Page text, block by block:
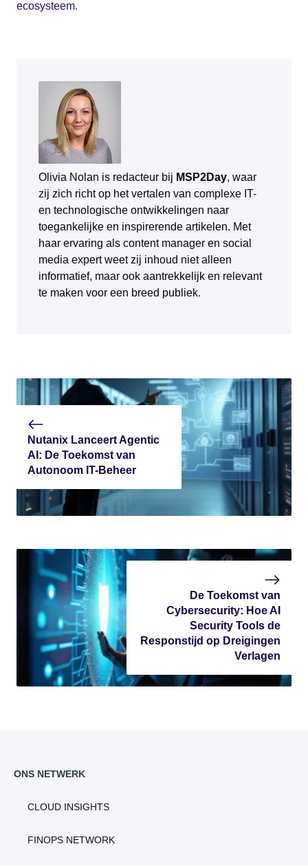
ecosysteem.
Olivia Nolan is redacteur bij MSP2Day, waar
zij zich richt op het vertalen van complexe IT-
en technologische ontwikkelingen naar
toegankelijke en inspirerende artikelen. Met
haar ervaring als content manager en social
media expert weet zij inhoud niet alleen
informatief, maar ook aantrekkelijk en relevant
te maken voor een breed publiek.
Nutanix Lanceert Agentic
AI: De Toekomst van
Autonoom IT-Beheer
De Toekomst van
Cybersecurity: Hoe AI
Security Tools de
Responstijd op Dreigingen
Verlagen
ONS NETWERK
CLOUD INSIGHTS
FINOPS NETWORK